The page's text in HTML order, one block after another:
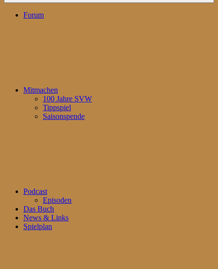
Forum
Mitmachen
100 Jahre SVW
Tippspiel
Saisonspende
Podcast
Episoden
Das Buch
News & Links
Spielplan